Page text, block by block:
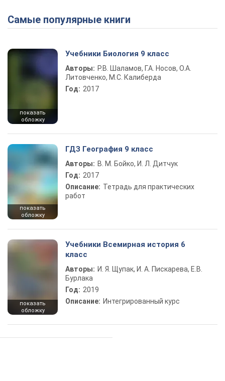
Самые популярные книги
показать
обложку
Учебники Биология 9 класс
Авторы: Р.В. Шаламов, Г.А. Носов, О.А.
Литовченко, М.С. Калиберда
Год: 2017
показать
обложку
ГДЗ География 9 класс
Авторы: В. М. Бойко, И. Л. Дитчук
Год: 2017
Описание: Тетрадь для практических
работ
показать
обложку
Учебники Всемирная история 6
класс
Авторы: И. Я. Щупак, И. А. Пискарева, Е.В.
Бурлака
Год: 2019
Описание: Интегрированный курс